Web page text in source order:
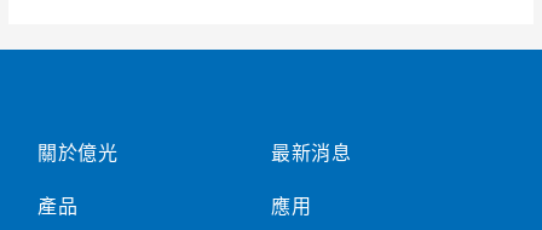
關於億光
產品
最新消息
應用